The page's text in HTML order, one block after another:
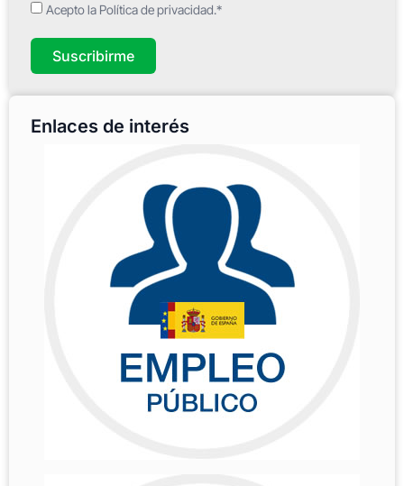
Acepto la Política de privacidad.*
Suscribirme
Enlaces de interés